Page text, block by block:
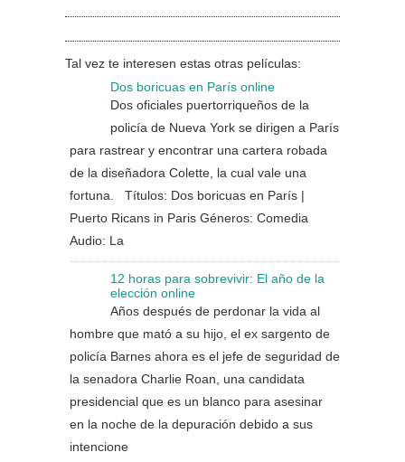
Tal vez te interesen estas otras películas:
Dos boricuas en París online
Dos oficiales puertorriqueños de la
policía de Nueva York se dirigen a París
para rastrear y encontrar una cartera robada
de la diseñadora Colette, la cual vale una
fortuna. Títulos: Dos boricuas en París |
Puerto Ricans in Paris Géneros: Comedia
Audio: La
12 horas para sobrevivir: El año de la
elección online
Años después de perdonar la vida al
hombre que mató a su hijo, el ex sargento de
policía Barnes ahora es el jefe de seguridad de
la senadora Charlie Roan, una candidata
presidencial que es un blanco para asesinar
en la noche de la depuración debido a sus
intencione